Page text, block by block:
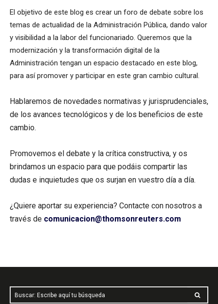
El objetivo de este blog es crear un foro de debate sobre los
temas de actualidad de la Administración Pública, dando valor
y visibilidad a la labor del funcionariado. Queremos que la
modernización y la transformación digital de la
Administración tengan un espacio destacado en este blog,
para así promover y participar en este gran cambio cultural.
Hablaremos de novedades normativas y jurisprudenciales,
de los avances tecnológicos y de los beneficios de este
cambio.
Promovemos el debate y la crítica constructiva, y os
brindamos un espacio para que podáis compartir las
dudas e inquietudes que os surjan en vuestro día a día.
¿Quiere aportar su experiencia? Contacte con nosotros a
través de comunicacion@thomsonreuters.com
Buscar: Escribe aquí tu búsqueda